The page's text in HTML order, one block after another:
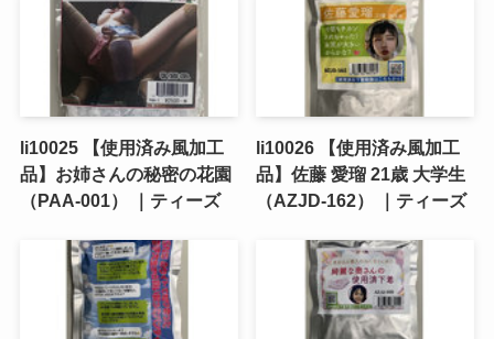
li10025 【使用済み風加工
品】お姉さんの秘密の花園
（PAA-001） ｜ティーズ
li10026 【使用済み風加工
品】佐藤 愛瑠 21歳 大学生
（AZJD-162） ｜ティーズ